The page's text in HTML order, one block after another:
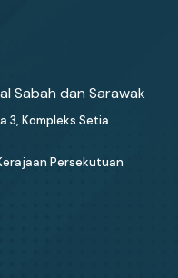
Sabah dan Sarawak
3, Kompleks Setia
Persekutuan